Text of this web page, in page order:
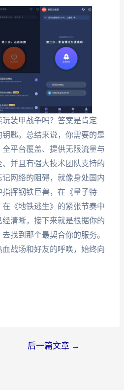
装甲战争吗？答案是肯定
匙。总结来说，你需要的是
平台覆盖、提供无限流量与
并且有强大技术团队支持的
网络的阻碍，就像身处国内
挥钢铁巨兽，在《量子特
《地铁逃生》的紧张节奏中
清晰，接下来就是根据你的
找到那个最契合你的服务。
战场和好友的呼唤，始终向
后一篇文章 →